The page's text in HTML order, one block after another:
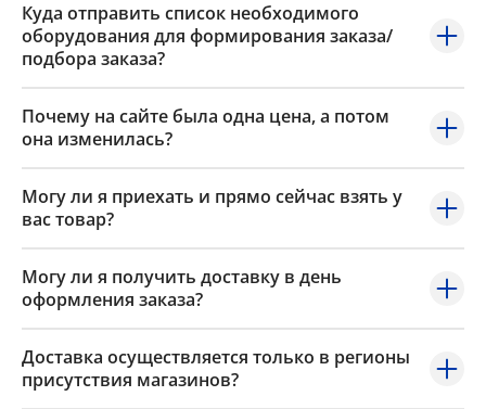
Куда отправить список необходимого
оборудования для формирования заказа/
подбора заказа?
Почему на сайте была одна цена, а потом
она изменилась?
Могу ли я приехать и прямо сейчас взять у
вас товар?
Могу ли я получить доставку в день
оформления заказа?
Доставка осуществляется только в регионы
присутствия магазинов?